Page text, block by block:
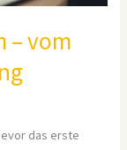
– vom
das erste